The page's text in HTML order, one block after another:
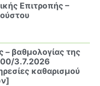
Επιτροπής –
– βαθμολογίας της
3.7.2026
καθαρισμού